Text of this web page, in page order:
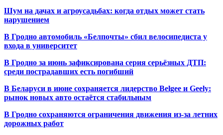
Шум на дачах и агроусадьбах: когда отдых может стать
нарушением
В Гродно автомобиль «Белпочты» сбил велосипедиста у
входа в университет
В Гродно за июнь зафиксирована серия серьёзных ДТП:
среди пострадавших есть погибший
В Беларуси в июне сохраняется лидерство Belgee и Geely:
рынок новых авто остаётся стабильным
В Гродно сохраняются ограничения движения из-за летних
дорожных работ